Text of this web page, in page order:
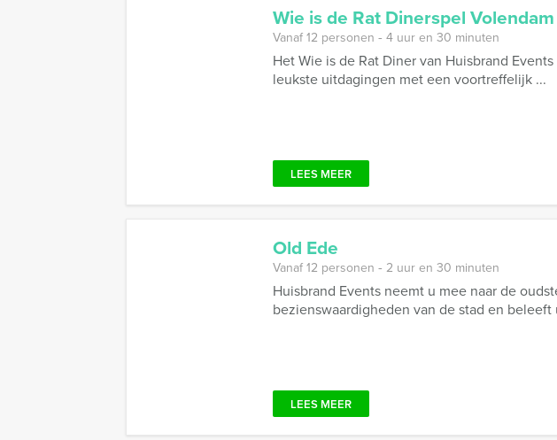
Wie is de Rat Dinerspel Volendam
Vanaf 12 personen ‐ 4 uur en 30 minuten
Het Wie is de Rat Diner van Huisbrand
leukste uitdagingen met een voortreffelijk ...
LEES MEER
Old Ede
Vanaf 12 personen ‐ 2 uur en 30 minuten
Huisbrand Events neemt u mee naar de
bezienswaardigheden van de stad en beleeft
LEES MEER